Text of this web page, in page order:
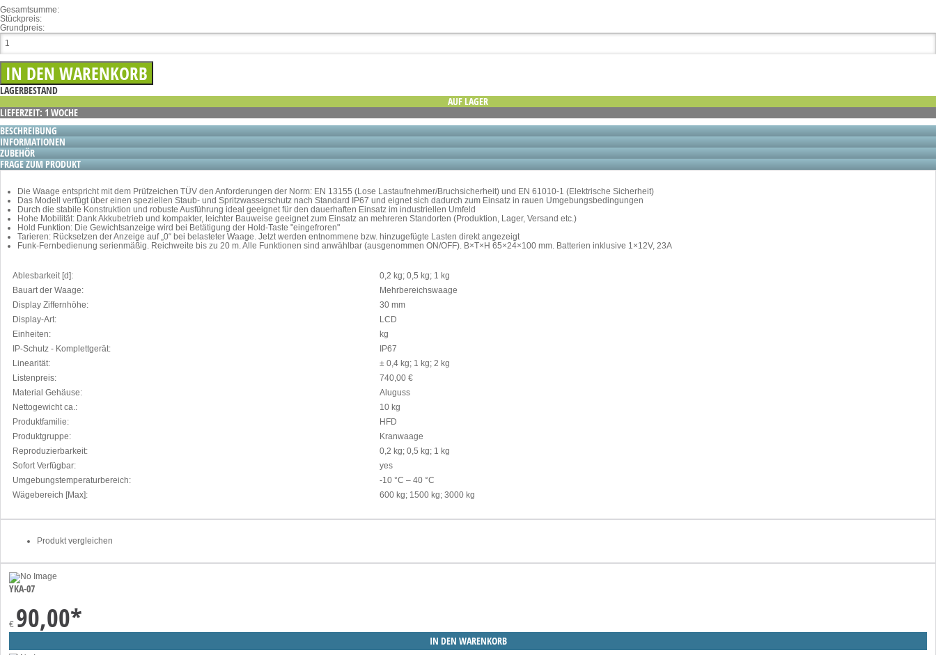
Gesamtsumme:
Stückpreis:
Grundpreis:
LAGERBESTAND
AUF LAGER
LIEFERZEIT: 1 WOCHE
BESCHREIBUNG
INFORMATIONEN
ZUBEHÖR
FRAGE ZUM PRODUKT
Die Waage entspricht mit dem Prüfzeichen TÜV den Anforderungen der Norm: EN 13155 (Lose Lastaufnehmer/Bruchsicherheit) und EN 61010-1 (Elektrische Sicherheit)
Das Modell verfügt über einen speziellen Staub- und Spritzwasserschutz nach Standard IP67 und eignet sich dadurch zum Einsatz in rauen Umgebungsbedingungen
Durch die stabile Konstruktion und robuste Ausführung ideal geeignet für den dauerhaften Einsatz im industriellen Umfeld
Hohe Mobilität: Dank Akkubetrieb und kompakter, leichter Bauweise geeignet zum Einsatz an mehreren Standorten (Produktion, Lager, Versand etc.)
Hold Funktion: Die Gewichtsanzeige wird bei Betätigung der Hold-Taste "eingefroren"
Tarieren: Rücksetzen der Anzeige auf „0“ bei belasteter Waage. Jetzt werden entnommene bzw. hinzugefügte Lasten direkt angezeigt
Funk-Fernbedienung serienmäßig. Reichweite bis zu 20 m. Alle Funktionen sind anwählbar (ausgenommen ON/OFF). B×T×H 65×24×100 mm. Batterien inklusive 1×12V, 23A
Ablesbarkeit [d]:
0,2 kg; 0,5 kg; 1 kg
Bauart der Waage:
Mehrbereichswaage
Display Ziffernhöhe:
30 mm
Display-Art:
LCD
Einheiten:
kg
IP-Schutz - Komplettgerät:
IP67
Linearität:
± 0,4 kg; 1 kg; 2 kg
Listenpreis:
740,00 €
Material Gehäuse:
Aluguss
Nettogewicht ca.:
10 kg
Produktfamilie:
HFD
Produktgruppe:
Kranwaage
Reproduzierbarkeit:
0,2 kg; 0,5 kg; 1 kg
Sofort Verfügbar:
yes
Umgebungstemperaturbereich:
-10 °C – 40 °C
Wägebereich [Max]:
600 kg; 1500 kg; 3000 kg
Produkt vergleichen
YKA-07
€ 90,00*